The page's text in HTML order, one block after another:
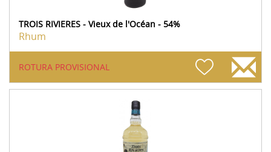
TROIS RIVIERES - Vieux de l'Océan - 54%
Rhum
ROTURA PROVISIONAL